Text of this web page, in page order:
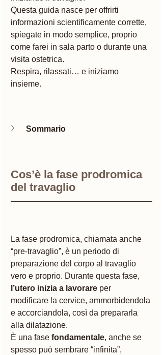
Questa guida nasce per offrirti
informazioni scientificamente corrette,
spiegate in modo semplice, proprio
come farei in sala parto o durante una
visita ostetrica.
Respira, rilassati… e iniziamo
insieme.
Sommario
Cos’è la fase prodromica
del travaglio
La fase prodromica, chiamata anche
“pre-travaglio”, è un periodo di
preparazione del corpo al travaglio
vero e proprio. Durante questa fase,
l’utero inizia a lavorare per
modificare la cervice, ammorbidendola
e accorciandola, così da prepararla
alla dilatazione.
È una fase fondamentale, anche se
spesso può sembrare “infinita”,